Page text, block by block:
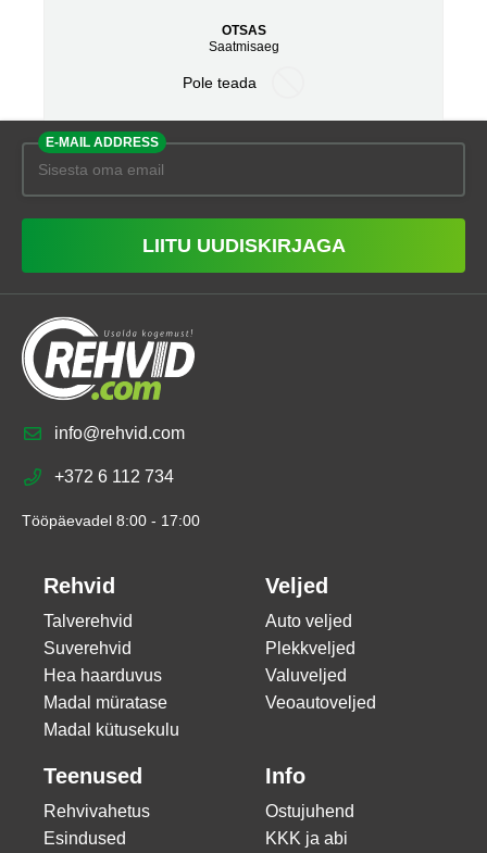
OTSAS
Saatmisaeg
Pole teada
E-MAIL ADDRESS
LIITU UUDISKIRJAGA
info@rehvid.com
+372 6 112 734
Tööpäevadel 8:00 - 17:00
Rehvid
Talverehvid
Suverehvid
Hea haarduvus
Madal müratase
Madal kütusekulu
Veljed
Auto veljed
Plekkveljed
Valuveljed
Veoautoveljed
Teenused
Rehvivahetus
Esindused
Info
Ostujuhend
KKK ja abi